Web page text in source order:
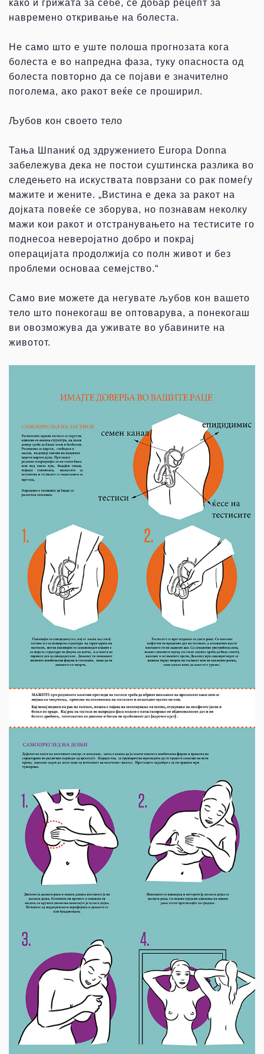
како и грижата за себе, се добар рецепт за
навремено откривање на болеста.
Не само што е уште полоша прогнозата кога
болеста е во напредна фаза, туку опасноста од
болеста повторно да се појави е значително
поголема, ако ракот веќе се проширил.
Љубов кон своето тело
Тања Шпаниќ од здружението Europa Donna
забележува дека не постои суштинска разлика во
следењето на искуствата поврзани со рак помеѓу
мажите и жените. „Вистина е дека за ракот на
дојката повеќе се зборува, но познавам неколку
мажи кои ракот и отстранувањето на тестисите го
поднесоа неверојатно добро и покрај
операцијата продолжија со полн живот и без
проблеми основаа семејство.“
Само вие можете да негувате љубов кон вашето
тело што понекогаш ве оптоварува, а понекогаш
ви овозможува да уживате во убавините на
животот.